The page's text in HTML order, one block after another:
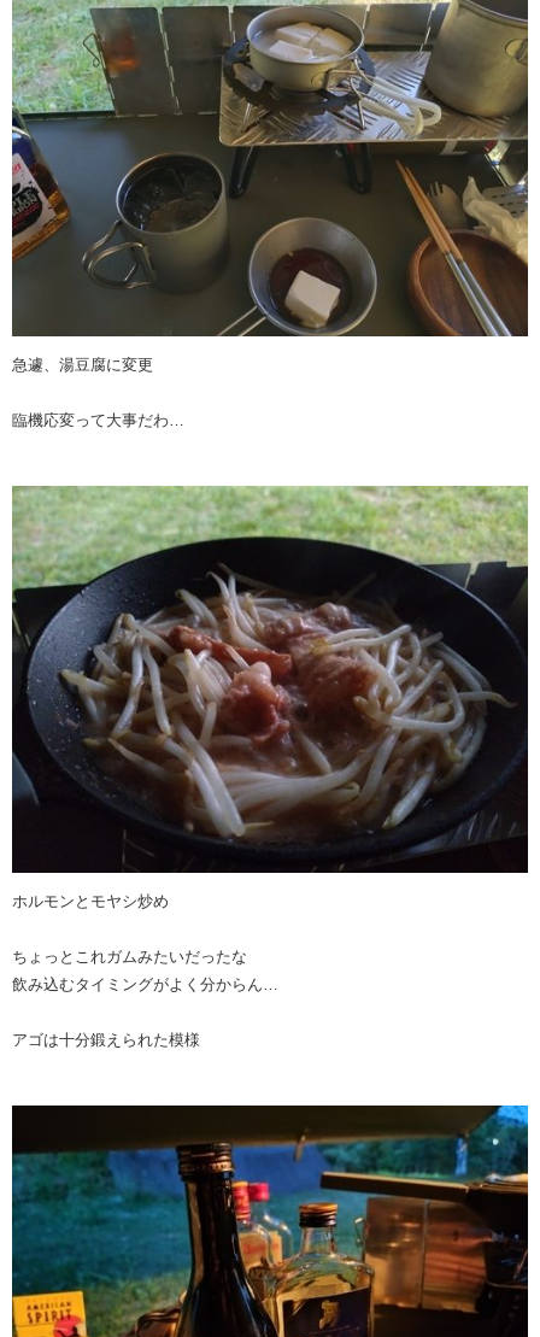
急遽、湯豆腐に変更
臨機応変って大事だわ…
ホルモンとモヤシ炒め
ちょっとこれガムみたいだったな
飲み込むタイミングがよく分からん…
アゴは十分鍛えられた模様